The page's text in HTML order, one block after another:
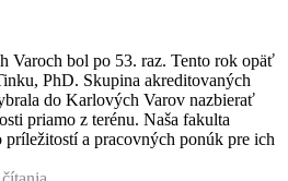
Varoch bol po 53. raz. Tento rok opäť
PhD. Skupina akreditovaných
do Karlových Varov nazbierať
priamo z terénu. Naša fakulta
príležitostí a pracovných ponúk pre ich